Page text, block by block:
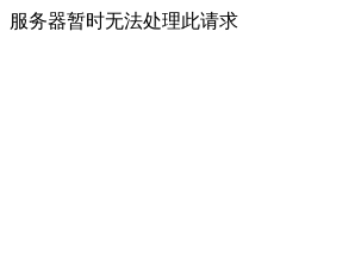
服务器暂时无法处理此请求